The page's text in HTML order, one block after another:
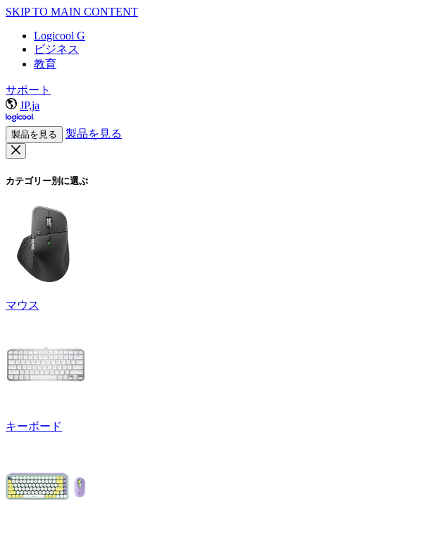
SKIP TO MAIN CONTENT
Logicool G
ビジネス
教育
サポート
JP,ja
製品を見る 製品を見る
カテゴリー別に選ぶ
マウス
キーボード